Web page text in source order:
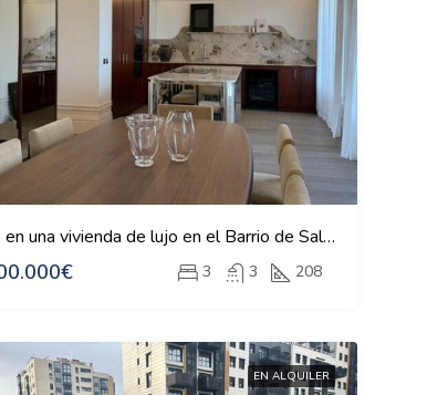
Vive en una vivienda de lujo en el Barrio de Salamanca
3 3 208
EN ALQUILER